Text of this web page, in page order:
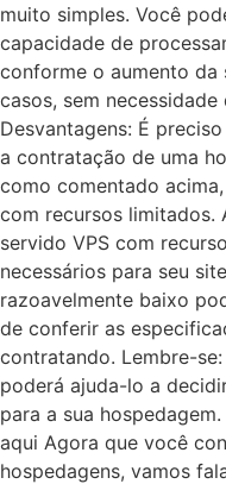
muito simples. Você
capacidade de
conforme o aumento da
casos, sem
Desvantagens: É
a contratação de uma
como comentado
com recursos limitados.
servido VPS com
necessários para seu
razoavelmente baixo
de conferir as
contratando. Lembre-
poderá ajuda-lo a
para a sua
aqui Agora que você
hospedagens, vamos